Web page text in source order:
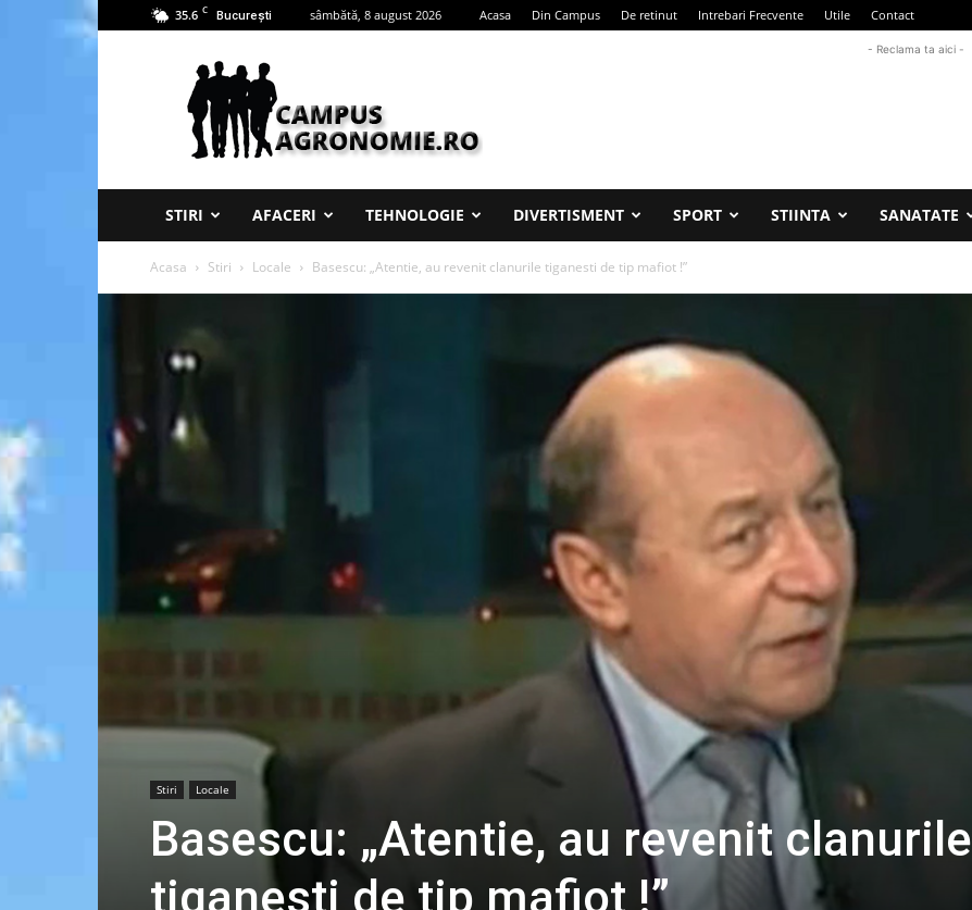
35.6 C București sâmbătă, 8 august 2026 Acasa Din Campus De retinut Intrebari Frecvente Utile Contact
Campus
Agronomie
- Reclama ta aici -
STIRI AFACERI TEHNOLOGIE DIVERTISMENT SPORT STIINTA SANATATE
Acasa Stiri Locale Basescu: „Atentie, au revenit clanurile tiganesti de tip mafiot !”
Stiri Locale
Basescu: „Atentie, au revenit clanurile
tiganesti de tip mafiot !”